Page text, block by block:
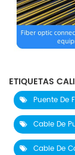
ETIQUETAS
Puente De
Cable De
Cable De